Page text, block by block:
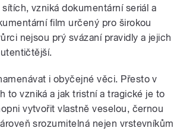
vzniká dokumentární seriál a
film určený pro širokou
nejsou prý svázaní pravidly a jejich
i obyčejné věci. Přesto v
to vzniká a jak tristní a tragické je to
vytvořit vlastně veselou, černou
srozumitelná nejen vrstevníkům